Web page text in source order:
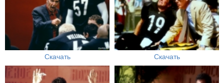
Скачать Скачать